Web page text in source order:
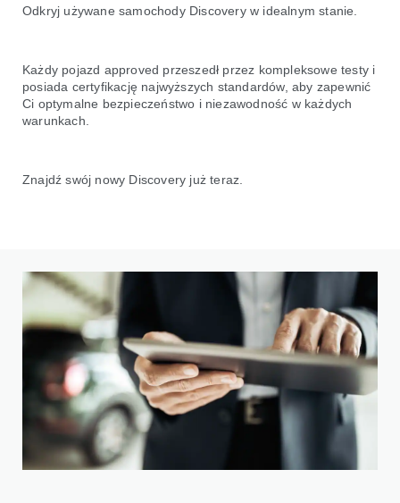
Odkryj używane samochody Discovery w idealnym stanie.
Każdy pojazd approved przeszedł przez kompleksowe testy i
posiada certyfikację najwyższych standardów, aby zapewnić
Ci optymalne bezpieczeństwo i niezawodność w każdych
warunkach.
Znajdź swój nowy Discovery już teraz.